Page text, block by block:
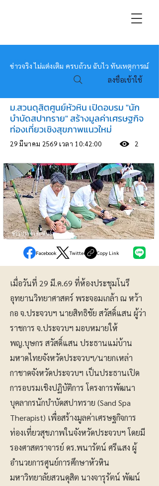
หมอข่าว
ข่าวจริง ไม่แต่งเติม ครบถ้วน ฉับไว ทันเหตุการณ์
ลงชื่อเข้าใช้
ม.สวนดุสิตศูนย์หัวหิน เปิดอบรม "นัก
บำบัดสปาทราย" สร้างมูลค่าเศรษฐกิจ
ท่องเที่ยวเชิงสุขภาพแนวใหม่
29 มีนาคม 2569 เวลา 10:42:00 2
ข่าวประชาสัมพันธ์
Facebook Twitter Copy Link
เมื่อวันที่ 29 มี.ค.69 ที่ห้องประชุมโนรี
อุทยานวิทยาศาสตร์ พระจอมเกล้า ณ หว้า
กอ จ.ประจวบฯ นายสิทธิชัย สวัสดิ์แสน ผู้ว่า
ราชการ จ.ประจวบฯ มอบหมายให้
พญ.บุษกร สวัสดิ์แสน ประธานแม่บ้าน
มหาดไทยจังหวัดประจวบฯ/นายกเหล่า
กาชาดจังหวัดประจวบฯ เป็นประธานเปิด
การอบรมเชิงปฏิบัติการ โครงการพัฒนา
บุคลากรนักบำบัดสปาทราย (Sand Spa
Therapist) เพื่อสร้างมูลค่าเศรษฐกิจการ
ท่องเที่ยวสุขภาพในจังหวัดประจวบฯ โดยมี
รองศาสตราจารย์ ดร.พนารัตน์ ศรีแสง ผู้
อำนวยการศูนย์การศึกษาหัวหิน
มหาวิทยาลัยสวนดุสิต นางจารุรัตน์ พัฒน์